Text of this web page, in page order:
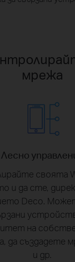
мрежа
Лесно
своята
и да сте,
Deco.
на
да създадете
и др.